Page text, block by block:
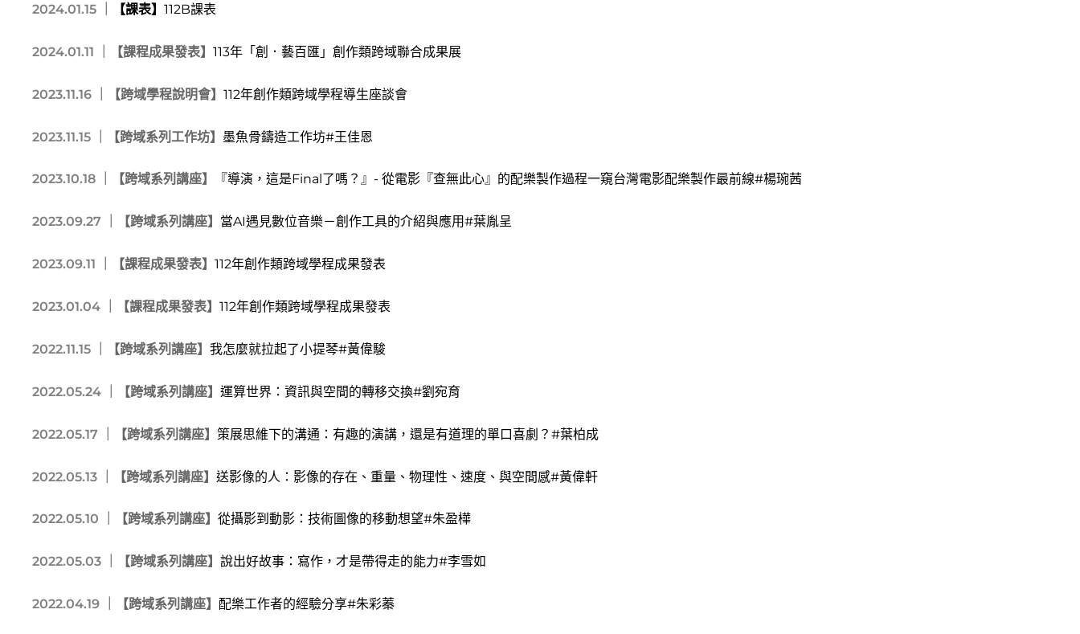
2024.01.15 ｜ 【課表】 112B課表
2024.01.11 ｜ 【課程成果發表】 113年「創．藝百匯」創作類跨域聯合成果展
2023.11.16 ｜ 【跨域學程說明會】 112年創作類跨域學程導生座談會
2023.11.15 ｜ 【跨域系列工作坊】 墨魚骨鑄造工作坊#王佳恩
2023.10.18 ｜ 【跨域系列講座】 『導演，這是Final了嗎？』- 從電影『查無此心』的配樂製作過程一窺台灣電影配樂製作最前線#楊琬茜
2023.09.27 ｜ 【跨域系列講座】 當AI遇見數位音樂－創作工具的介紹與應用#葉胤呈
2023.09.11 ｜ 【課程成果發表】 112年創作類跨域學程成果發表
2023.01.04 ｜ 【課程成果發表】 112年創作類跨域學程成果發表
2022.11.15 ｜ 【跨域系列講座】 我怎麼就拉起了小提琴#黃偉駿
2022.05.24 ｜ 【跨域系列講座】 運算世界：資訊與空間的轉移交換#劉宛育
2022.05.17 ｜ 【跨域系列講座】 策展思維下的溝通：有趣的演講，還是有道理的單口喜劇？#葉柏成
2022.05.13 ｜ 【跨域系列講座】 送影像的人：影像的存在、重量、物理性、速度、與空間感#黃偉軒
2022.05.10 ｜ 【跨域系列講座】 從攝影到動影：技術圖像的移動想望#朱盈樺
2022.05.03 ｜ 【跨域系列講座】 說出好故事：寫作，才是帶得走的能力#李雪如
2022.04.19 ｜ 【跨域系列講座】 配樂工作者的經驗分享#朱彩蓁